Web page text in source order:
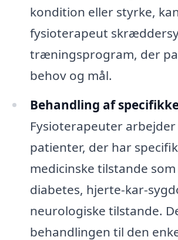
kondition eller styrke,
fysioterapeut
træningsprogram, der
behov og mål.
Behandling af
Fysioterapeuter
patienter, der har
medicinske tilstande
diabetes, hjerte-kar-
neurologiske tilstande.
behandlingen til den